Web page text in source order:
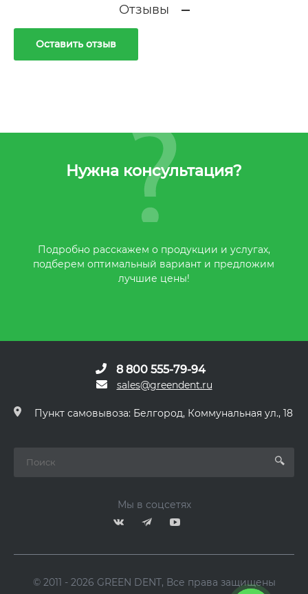
Отзывы
Оставить отзыв
Нужна консультация?
Подробно расскажем о продукции и услугах,
подберем оптимальный вариант и предложим
лучшие цены!
8 800 555-79-94
sales@greendent.ru
Пункт самовывоза: Белгород, Коммунальная ул., 18
Мы в соцсетях
© 2011 - 2026 GREEN DENT, Все права защищены